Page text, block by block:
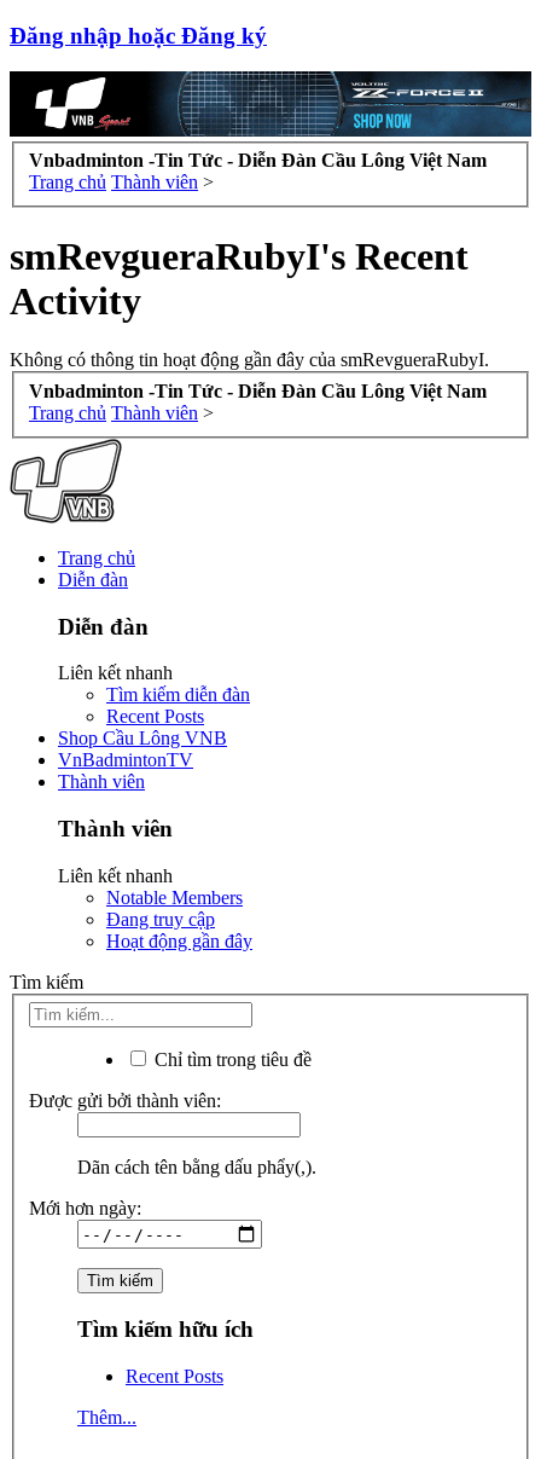
Đăng nhập hoặc Đăng ký
Vnbadminton -Tin Tức - Diễn Đàn Cầu Lông Việt Nam
Trang chủ Thành viên >
smRevgueraRubyI's Recent
Activity
Không có thông tin hoạt động gần đây của smRevgueraRubyI.
Vnbadminton -Tin Tức - Diễn Đàn Cầu Lông Việt Nam
Trang chủ Thành viên >
Trang chủ
Diễn đàn
Diễn đàn
Liên kết nhanh
Tìm kiếm diễn đàn
Recent Posts
Shop Cầu Lông VNB
VnBadmintonTV
Thành viên
Thành viên
Liên kết nhanh
Notable Members
Đang truy cập
Hoạt động gần đây
Tìm kiếm
Chỉ tìm trong tiêu đề
Được gửi bởi thành viên:
Dãn cách tên bằng dấu phẩy(,).
Mới hơn ngày:
Tìm kiếm hữu ích
Recent Posts
Thêm...